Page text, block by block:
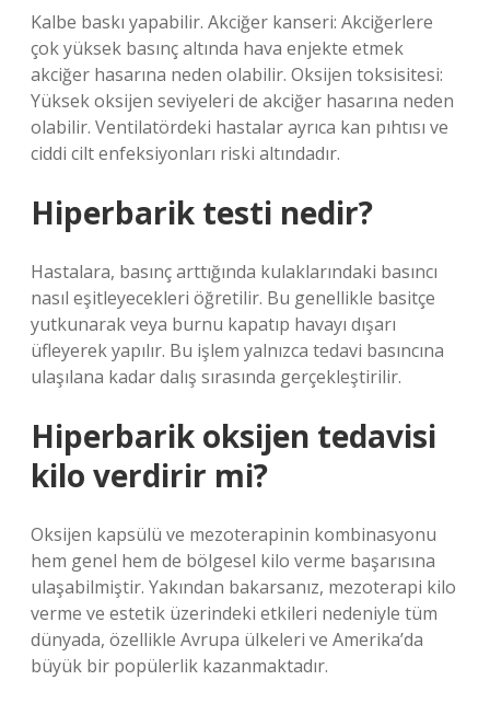
Kalbe baskı yapabilir. Akciğer kanseri: Akciğerlere
çok yüksek basınç altında hava enjekte etmek
akciğer hasarına neden olabilir. Oksijen toksisitesi:
Yüksek oksijen seviyeleri de akciğer hasarına neden
olabilir. Ventilatördeki hastalar ayrıca kan pıhtısı ve
ciddi cilt enfeksiyonları riski altındadır.
Hiperbarik testi nedir?
Hastalara, basınç arttığında kulaklarındaki basıncı
nasıl eşitleyecekleri öğretilir. Bu genellikle basitçe
yutkunarak veya burnu kapatıp havayı dışarı
üfleyerek yapılır. Bu işlem yalnızca tedavi basıncına
ulaşılana kadar dalış sırasında gerçekleştirilir.
Hiperbarik oksijen tedavisi
kilo verdirir mi?
Oksijen kapsülü ve mezoterapinin kombinasyonu
hem genel hem de bölgesel kilo verme başarısına
ulaşabilmiştir. Yakından bakarsanız, mezoterapi kilo
verme ve estetik üzerindeki etkileri nedeniyle tüm
dünyada, özellikle Avrupa ülkeleri ve Amerika’da
büyük bir popülerlik kazanmaktadır.